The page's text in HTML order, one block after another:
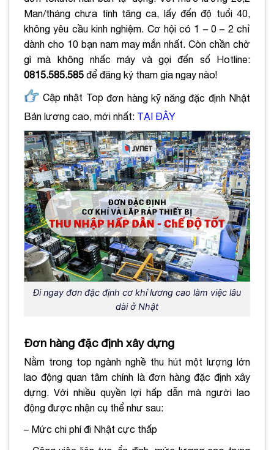
Man/tháng chưa tính tăng ca, lấy đến độ tuổi 40,
không yêu cầu kinh nghiệm. Cơ hội có 1 – 0 – 2 chỉ
dành cho 10 bạn nam may mắn nhất. Còn chần chờ
gì mà không nhấc máy và gọi đến số Hotline:
0815.585.585 để đăng ký tham gia ngay nào!
Cập nhật Top đơn hàng kỹ năng đặc định Nhật
Bản lương cao, mới nhất: TẠI ĐÂY
Đi ngay đơn đặc định cơ khí lương cao làm việc lâu
dài ở Nhật
Đơn hàng đặc định xây dựng
Nằm trong top ngành nghề thu hút một lượng lớn
lao động quan tâm chính là đơn hàng đặc định xây
dựng. Với nhiều quyền lợi hấp dẫn mà người lao
động được nhận cụ thể như sau:
– Mức chi phí đi Nhật cực thấp